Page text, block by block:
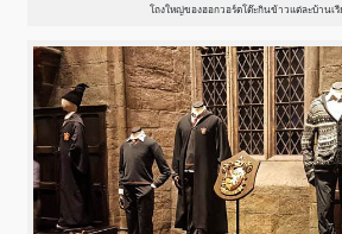
โถงใหญ่ของฮอกวอร์ตโต๊ะกินข้าวแต่ละบ้านเรี